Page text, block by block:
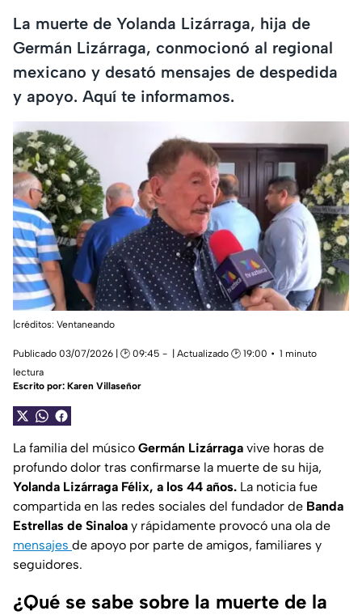
La muerte de Yolanda Lizárraga, hija de
Germán Lizárraga, conmocionó al regional
mexicano y desató mensajes de despedida
y apoyo. Aquí te informamos.
|créditos: Ventaneando
Publicado 03/07/2026 | 🕑 09:45 | Actualizado 🕑 19:00
1 minuto
lectura
Escrito por: Karen Villaseñor
La familia del músico Germán Lizárraga vive horas de
profundo dolor tras confirmarse la muerte de su hija,
Yolanda Lizárraga Félix, a los 44 años. La noticia fue
compartida en las redes sociales del fundador de Banda
Estrellas de Sinaloa y rápidamente provocó una ola de
mensajes de apoyo por parte de amigos, familiares y
seguidores.
¿Qué se sabe sobre la muerte de la